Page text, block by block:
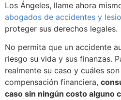
Los Ángeles, llame ahora
abogados de accidentes y
proteger sus derechos legales.
No permita que un accidente
riesgo su vida y sus finanzas.
realmente su caso y cuáles
compensación financiera,
caso sin ningún costo alguno